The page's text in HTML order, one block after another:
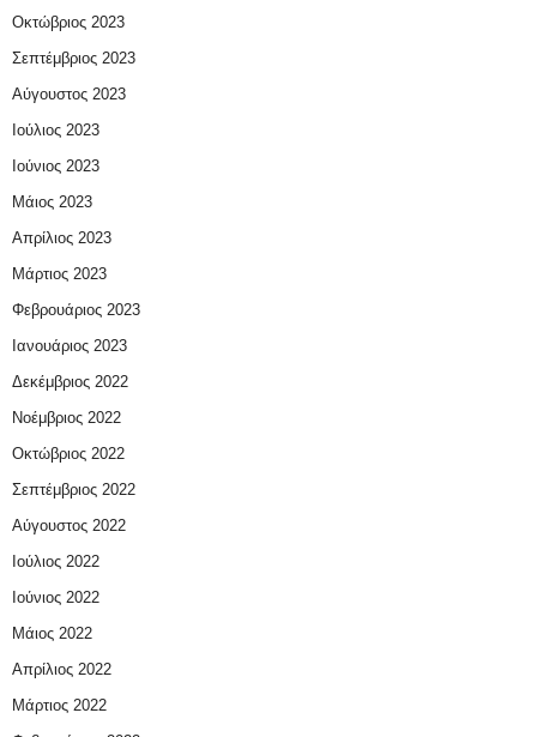
Οκτώβριος 2023
Σεπτέμβριος 2023
Αύγουστος 2023
Ιούλιος 2023
Ιούνιος 2023
Μάιος 2023
Απρίλιος 2023
Μάρτιος 2023
Φεβρουάριος 2023
Ιανουάριος 2023
Δεκέμβριος 2022
Νοέμβριος 2022
Οκτώβριος 2022
Σεπτέμβριος 2022
Αύγουστος 2022
Ιούλιος 2022
Ιούνιος 2022
Μάιος 2022
Απρίλιος 2022
Μάρτιος 2022